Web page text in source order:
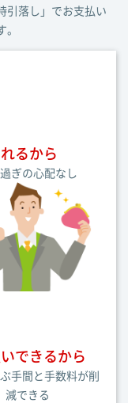
引落し」でお支払い
るから
ぎの心配なし
できるから
手間と手数料が削
減できる